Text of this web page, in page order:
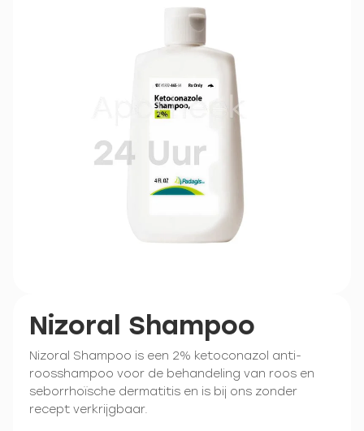
Nizoral Shampoo
Nizoral Shampoo is een 2% ketoconazol anti-
roosshampoo voor de behandeling van roos en
seborrhoïsche dermatitis en is bij ons zonder
recept verkrijgbaar.